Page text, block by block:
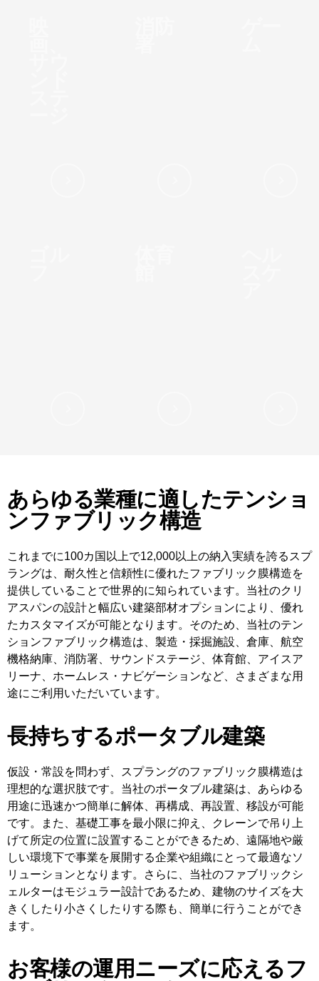
あらゆる業種に適したテンショ
ンファブリック構造
これまでに100カ国以上で12,000以上の納入実績を誇るスプ
ラングは、耐久性と信頼性に優れたファブリック膜構造を
提供していることで世界的に知られています。当社のクリ
アスパンの設計と幅広い建築部材オプションにより、優れ
たカスタマイズが可能となります。そのため、当社のテン
ションファブリック構造は、製造・採掘施設、倉庫、航空
機格納庫、消防署、サウンドステージ、体育館、アイスア
リーナ、ホームレス・ナビゲーションなど、さまざまな用
途にご利用いただいています。
長持ちするポータブル建築
仮設・常設を問わず、スプラングのファブリック膜構造は
理想的な選択肢です。当社のポータブル建築は、あらゆる
用途に迅速かつ簡単に解体、再構成、再設置、移設が可能
です。また、基礎工事を最小限に抑え、クレーンで吊り上
げて所定の位置に設置することができるため、遠隔地や厳
しい環境下で事業を展開する企業や組織にとって最適なソ
リューションとなります。さらに、当社のファブリックシ
ェルターはモジュラー設計であるため、建物のサイズを大
きくしたり小さくしたりする際も、簡単に行うことができ
ます。
お客様の運用ニーズに応えるフ